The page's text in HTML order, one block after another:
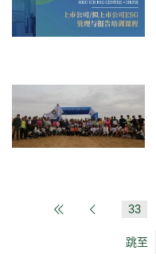
第一页 上一页33
跳至